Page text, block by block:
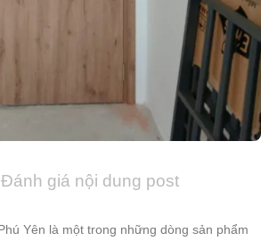
Đánh giá nội dung post
Yên là một trong những dòng sản phẩm